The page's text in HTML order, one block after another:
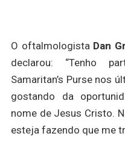
O oftalmologista Dan
declarou: “Tenho
Samaritan’s Purse nos
gostando da
nome de Jesus Cristo.
esteja fazendo que me